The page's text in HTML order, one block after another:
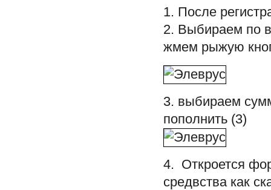
1. После
2. Выбираем по
жмем рыжую
3. выбираем
пополнить (3)
4. Откроется
средвства как